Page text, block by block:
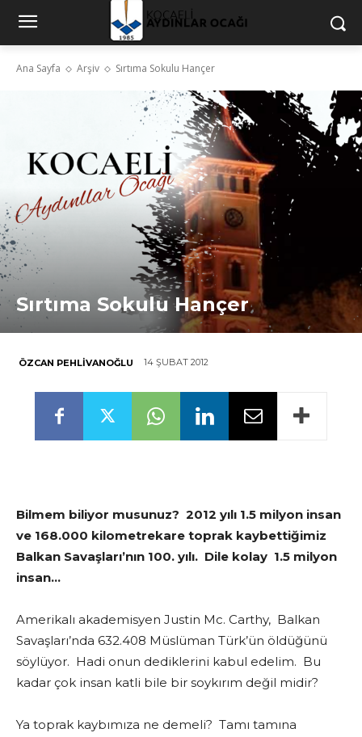
Ana Sayfa Arşiv Sırtıma Sokulu Hançer
Sırtıma Sokulu Hançer
ÖZCAN PEHLIVANOĞLU 14 ŞUBAT 2012
Bilmem biliyor musunuz? 2012 yılı 1.5 milyon insan
ve 168.000 kilometrekare toprak kaybettiğimiz
Balkan Savaşları’nın 100. yılı. Dile kolay 1.5 milyon
insan…
Amerikalı akademisyen Justin Mc. Carthy, Balkan
Savaşları’nda 632.408 Müslüman Türk’ün öldüğünü
söylüyor. Hadi onun dediklerini kabul edelim. Bu
kadar çok insan katli bile bir soykırım değil midir?
Ya toprak kaybımıza ne demeli? Tamı tamına